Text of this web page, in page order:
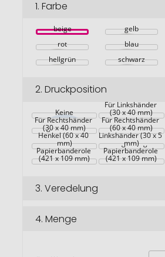
Bildgalerie
1. Farbe
beige gelb
rot
blau
hellgrün
schwarz
2. Druckposition
Keine
Für Linkshänder
(30 x 40 mm)
Für Rechtshänder
(30 x 40 mm)
Für Rechtshänder
(60 x 40 mm)
Gegenüber vom
Henkel (60 x 40
mm)
Innen - für
Linkshänder (30 x 5
mm)
Maßgefertigte
Kraft-
Papierbanderole
(421 x 109 mm)
Maßgefertigte
Papierbanderole
(421 x 109 mm)
3. Veredelung
4. Menge